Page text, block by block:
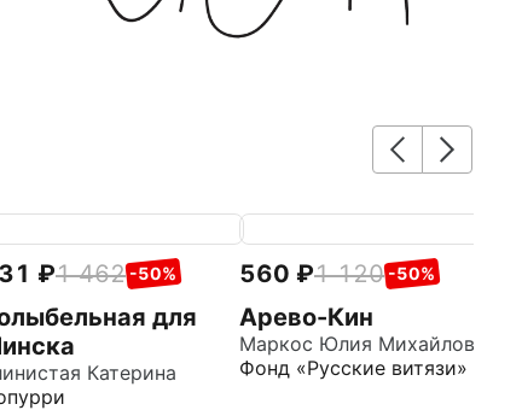
1 462 -50%
для
Катерина
560 1 120 -50%
Арево-Кин
Маркос Юлия Михайловна
Фонд «Русские витязи»